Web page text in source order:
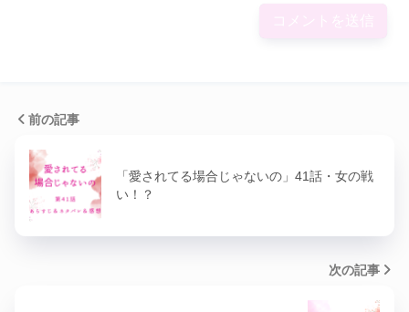
前の記事
「愛されてる場合じゃないの」41話・女の戦
い！？
次の記事